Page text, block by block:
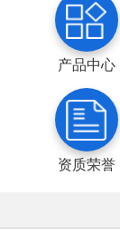
产品中心
资质荣誉